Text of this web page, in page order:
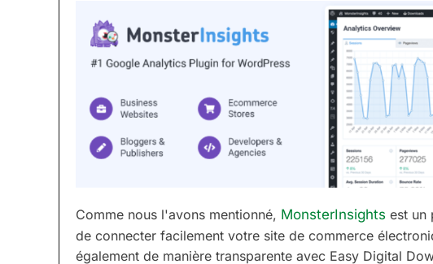
Comme nous l'avons mentionné, MonsterInsights est un
de connecter facilement votre site de commerce
également de manière transparente avec Easy Digital